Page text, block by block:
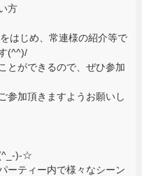
方
はじめ、常連様の紹介等で
(^^)/
とができるので、ぜひ参加
参加頂きますようお願いし
)-☆
ーティー内で様々なシーン